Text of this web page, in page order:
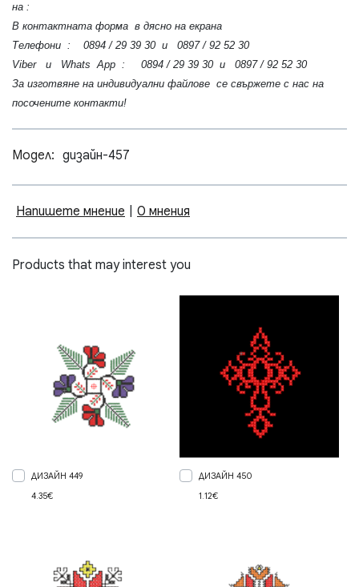
на :
В контактната форма в дясно на екрана
Телефони : 0894 / 29 39 30 и 0897 / 92 52 30
Viber и Whats App : 0894 / 29 39 30 и 0897 / 92 52 30
За изготвяне на индивидуални файлове се свържете с нас на
посочените контакти!
Модел: дизайн-457
Напишете мнение 0 мнения
Products that may interest you
ДИЗАЙН 449
4.35€
ДИЗАЙН 450
1.12€